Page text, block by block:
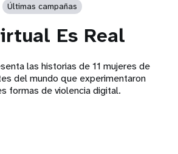
Últimas campañas
Es Real
las historias de 11 mujeres de
del mundo que experimentaron
formas de violencia digital.